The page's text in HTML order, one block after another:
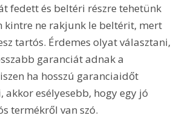
fedett és beltéri részre tehetünk
kintre ne rakjunk le beltérit, mert
tartós. Érdemes olyat választani,
garanciát adnak a
ha hosszú garanciaidőt
akkor esélyesebb, hogy egy jó
termékről van szó.